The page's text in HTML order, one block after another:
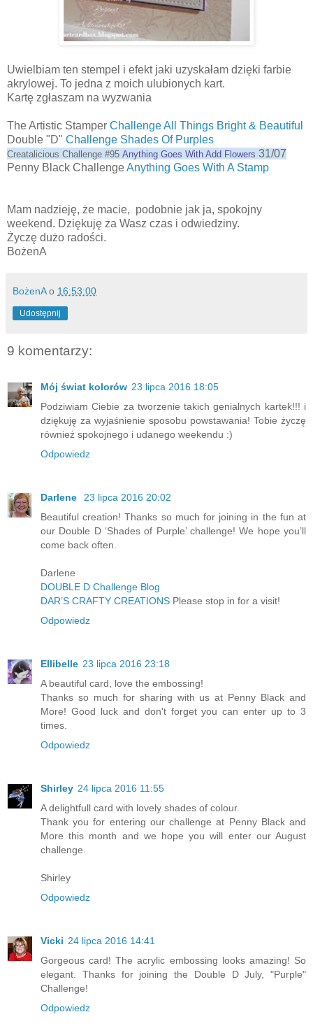
Uwielbiam ten stempel i efekt jaki uzyskałam dzięki farbie
akrylowej. To jedna z moich ulubionych kart.
Kartę zgłaszam na wyzwania
The Artistic Stamper Challenge All Things Bright & Beautiful
Double "D" Challenge Shades Of Purples
Creatalicious Challenge #95 Anything Goes With Add Flowers 31/07
Penny Black ChallengeAnything Goes With A Stamp
Mam nadzieję, że macie, podobnie jak ja, spokojny
weekend. Dziękuję za Wasz czas i odwiedziny.
Życzę dużo radości.
BożenA
BożenA o 16:53:00
Udostępnij
9 komentarzy:
Mój świat kolorów 23 lipca 2016 18:05
Podziwiam Ciebie za tworzenie takich genialnych kartek!!! i
dziękuję za wyjaśnienie sposobu powstawania! Tobie życzę
również spokojnego i udanego weekendu :)
Odpowiedz
Darlene
23 lipca 2016 20:02
Beautiful creation! Thanks so much for joining in the fun at
our Double D ‘Shades of Purple’ challenge! We hope you’ll
come back often.
Darlene
DOUBLE D Challenge Blog
DAR’S CRAFTY CREATIONS Please stop in for a visit!
Odpowiedz
Ellibelle 23 lipca 2016 23:18
A beautiful card, love the embossing!
Thanks so much for sharing with us at Penny Black and
More! Good luck and don't forget you can enter up to 3
times.
Odpowiedz
Shirley 24 lipca 2016 11:55
A delightfull card with lovely shades of colour.
Thank you for entering our challenge at Penny Black and
More this month and we hope you will enter our August
challenge.
Shirley
Odpowiedz
Vicki 24 lipca 2016 14:41
Gorgeous card! The acrylic embossing looks amazing! So
elegant. Thanks for joining the Double D July, "Purple"
Challenge!
Odpowiedz